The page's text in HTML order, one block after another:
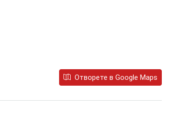
Отворете в Google Maps